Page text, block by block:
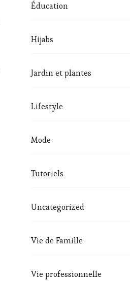
Éducation
Hijabs
Jardin et plantes
Lifestyle
Mode
Tutoriels
Uncategorized
Vie de Famille
Vie professionnelle